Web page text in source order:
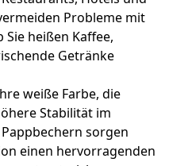
Probleme mit
heißen Kaffee,
Getränke
weiße Farbe, die
Stabilität im
sorgen
einen hervorragenden